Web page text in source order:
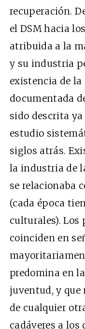
recuperación.
el DSM hacia
atribuida a la
y su industria
existencia de la
documentada
sido descrita ya
estudio
siglos atrás.
la industria de
se relacionaba
(cada época
culturales). Los
coinciden en
predomina en
juventud, y que
de cualquier
cadáveres a los